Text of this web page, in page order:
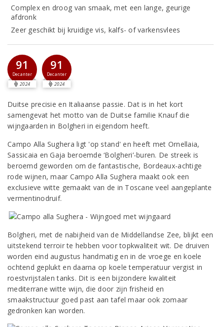
Complex en droog van smaak, met een lange, geurige
afdronk
Zeer geschikt bij kruidige vis, kalfs- of varkensvlees
91
Decanter
2024
91
Decanter
2024
Duitse precisie en Italiaanse passie. Dat is in het kort
samengevat het motto van de Duitse familie Knauf die
wijngaarden in Bolgheri in eigendom heeft.
Campo Alla Sughera ligt 'op stand' en heeft met Ornellaia,
Sassicaia en Gaja beroemde ‘Bolgheri’-buren. De streek is
beroemd geworden om de fantastische, Bordeaux-achtige
rode wijnen, maar Campo Alla Sughera maakt ook een
exclusieve witte gemaakt van de in Toscane veel aangeplante
vermentinodruif.
Bolgheri, met de nabijheid van de Middellandse Zee, blijkt een
uitstekend terroir te hebben voor topkwaliteit wit. De druiven
worden eind augustus handmatig en in de vroege en koele
ochtend geplukt en daarna op koele temperatuur vergist in
roestvrijstalen tanks. Dit is een bijzondere kwaliteit
mediterrane witte wijn, die door zijn frisheid en
smaakstructuur goed past aan tafel maar ook zomaar
gedronken kan worden.